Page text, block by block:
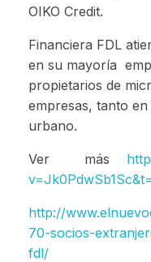
OIKO Credit.
Financiera FDL
en su mayoría
propietarios de
empresas, tanto
urbano.
Ver más
http://
70-socios-
fdl/